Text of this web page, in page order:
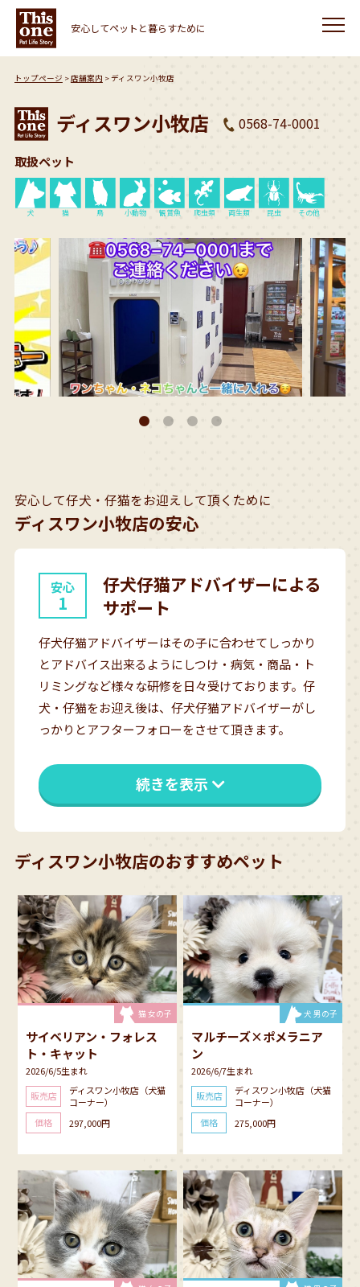
安心してペットと暮らすために
トップページ 店舗案内 ディスワン小牧店
ディスワン小牧店 0568-74-0001
取扱ペット
犬 猫 鳥 小動物 観賞魚 爬虫類 両生類 昆虫 その他
安心して仔犬・仔猫をお迎えして頂くために
ディスワン小牧店の安心
安心
1
仔犬仔猫アドバイザーによる
サポート
仔犬仔猫アドバイザーはその子に合わせてしっかり
とアドバイス出来るようにしつけ・病気・商品・ト
リミングなど様々な研修を日々受けております。仔
犬・仔猫をお迎え後は、仔犬仔猫アドバイザーがし
っかりとアフターフォローをさせて頂きます。
続きを表示
ディスワン小牧店のおすすめペット
猫 女の子
サイベリアン・フォレス
ト・キャット
2026/6/5生まれ
販売店
ディスワン小牧店（犬猫
コーナー）
価格
297,000円
犬 男の子
マルチーズ×ポメラニア
ン
2026/6/7生まれ
販売店
ディスワン小牧店（犬猫
コーナー）
価格
275,000円